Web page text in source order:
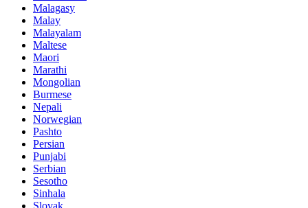
Malagasy
Malay
Malayalam
Maltese
Maori
Marathi
Mongolian
Burmese
Nepali
Norwegian
Pashto
Persian
Punjabi
Serbian
Sesotho
Sinhala
Slovak